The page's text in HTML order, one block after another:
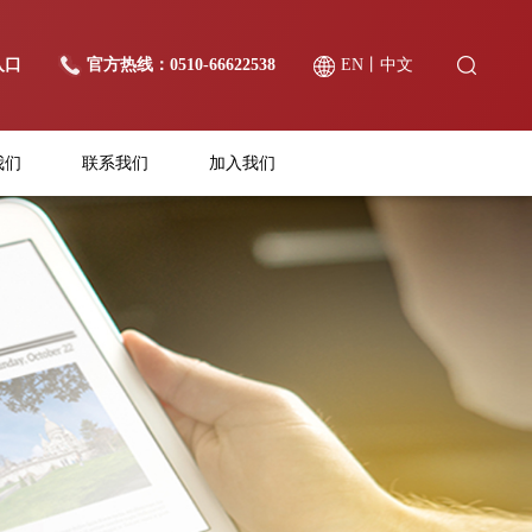
EN丨 中文
官方热线：0510-66622538
们 联系我们 加入我们